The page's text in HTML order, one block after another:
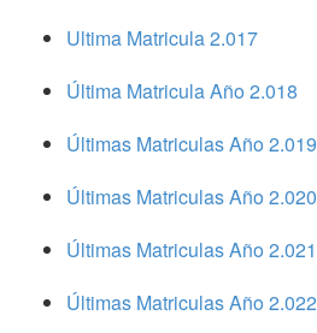
Ultima Matricula 2.017
Última Matricula Año 2.018
Últimas Matriculas Año 2.019
Últimas Matriculas Año 2.020
Últimas Matriculas Año 2.021
Últimas Matriculas Año 2.022